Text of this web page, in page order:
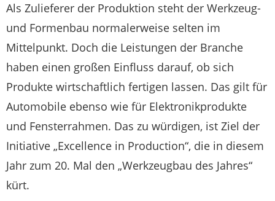
Als Zulieferer der Produktion steht der Werkzeug-
und Formenbau normalerweise selten im
Mittelpunkt. Doch die Leistungen der Branche
haben einen großen Einfluss darauf, ob sich
Produkte wirtschaftlich fertigen lassen. Das gilt für
Automobile ebenso wie für Elektronikprodukte
und Fensterrahmen. Das zu würdigen, ist Ziel der
Initiative „Excellence in Production“, die in diesem
Jahr zum 20. Mal den „Werkzeugbau des Jahres“
kürt.